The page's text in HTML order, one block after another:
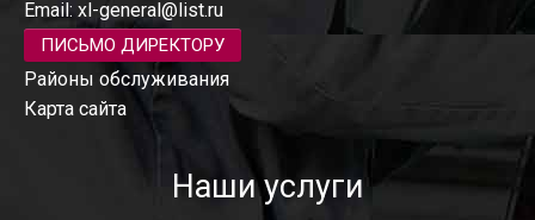
Email: xl-general@list.ru
ПИСЬМО ДИРЕКТОРУ
Районы обслуживания
Карта сайта
Наши услуги